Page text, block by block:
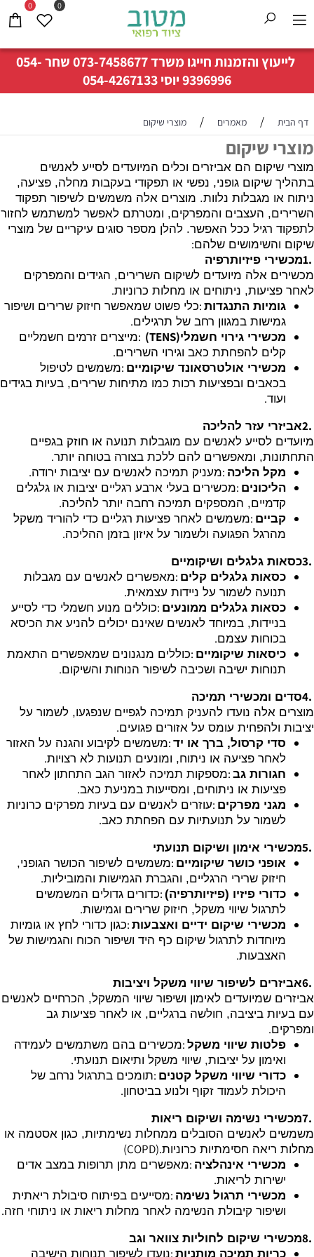
לייעוץ והזמנות חייגו משרד073-7458677שחר054-
9396996יוסי054-4267133
0 0
דף הבית / מאמרים / מוצרי שיקום
מוצרי שיקום
מוצרי שיקום הם אביזרים וכלים המיועדים לסייע לאנשים
בתהליך שיקום גופני, נפשי או תפקודי בעקבות מחלה, פציעה,
ניתוח או מגבלות נלוות. מוצרים אלה משמשים לשיפור תפקוד
השרירים, העצבים והמפרקים, ומטרתם לאפשר למשתמש לחזור
לתפקוד רגיל ככל האפשר. להלן מספר סוגים עיקריים של מוצרי
שיקום והשימושים שלהם:
1.מכשירי פיזיותרפיה
מכשירים אלה מיועדים לשיקום השרירים, הגידים והמפרקים
לאחר פציעות, ניתוחים או מחלות כרוניות.
גומיות התנגדות :כלי פשוט שמאפשר חיזוק שרירים ושיפור
גמישות במגוון רחב של תרגילים.
מכשירי גירוי חשמלי(TENS)
:מייצרים זרמים חשמליים
קלים להפחתת כאב וגירוי השרירים.
מכשירי אולטרסאונד שיקומיים :משמשים לטיפול
בכאבים ובפציעות רכות כמו מתיחות שרירים, בעיות בגידים
ועוד.
2.אביזרי עזר להליכה
מיועדים לסייע לאנשים עם מוגבלות תנועה או חוזק בגפיים
התחתונות, ומאפשרים להם ללכת בצורה בטוחה יותר.
מקל הליכה :מעניק תמיכה לאנשים עם יציבות ירודה.
הליכונים :מכשירים בעלי ארבע רגליים יציבות או גלגלים
קדמיים, המספקים תמיכה רחבה יותר להליכה.
קביים :משמשים לאחר פציעות רגליים כדי להוריד משקל
מהרגל הפגועה ולשמור על איזון בזמן ההליכה.
3.כסאות גלגלים ושיקומיים
כסאות גלגלים קלים :מאפשרים לאנשים עם מגבלות
תנועה לשמור על ניידות עצמאית.
כסאות גלגלים ממונעים :כוללים מנוע חשמלי כדי לסייע
בניידות, במיוחד לאנשים שאינם יכולים להניע את הכיסא
בכוחות עצמם.
כיסאות שיקומיים :כוללים מנגנונים שמאפשרים התאמת
תנוחות ישיבה ושכיבה לשיפור הנוחות והשיקום.
4.סדים ומכשירי תמיכה
מוצרים אלה נועדו להעניק תמיכה לגפיים שנפגעו, לשמור על
יציבות ולהפחית עומס על אזורים פגועים.
סדי קרסול, ברך או יד :משמשים לקיבוע והגנה על האזור
לאחר פציעה או ניתוח, ומונעים תנועות לא רצויות.
חגורות גב :מספקות תמיכה לאזור הגב התחתון לאחר
פציעות או ניתוחים, ומסייעות במניעת כאב.
מגני מפרקים :עוזרים לאנשים עם בעיות מפרקים כרוניות
לשמור על תנועתיות עם הפחתת כאב.
5.מכשירי אימון ושיקום תנועתי
אופני כושר שיקומיים :משמשים לשיפור הכושר הגופני,
חיזוק שרירי הרגליים, והגברת הגמישות והמוביליות.
כדורי פיזיו (פיזיותרפיה) :כדורים גדולים המשמשים
לתרגול שיווי משקל, חיזוק שרירים וגמישות.
מכשירי שיקום ידיים ואצבעות :כגון כדורי לחץ או גומיות
מיוחדות לתרגול שיקום כף היד ושיפור הכוח והגמישות של
האצבעות.
6.אביזרים לשיפור שיווי משקל ויציבות
אביזרים שמיועדים לאימון ושיפור שיווי המשקל, הכרחיים לאנשים
עם בעיות ביציבה, חולשה ברגליים, או לאחר פציעות גב
ומפרקים.
פלטות שיווי משקל :מכשירים בהם משתמשים לעמידה
ואימון על יציבות, שיווי משקל ותיאום תנועתי.
כדורי שיווי משקל קטנים :תומכים בתרגול נרחב של
היכולת לעמוד זקוף ולנוע בביטחון.
7.מכשירי נשימה ושיקום ריאות
משמשים לאנשים הסובלים ממחלות נשימתיות, כגון אסטמה או
מחלות ריאה חסימתיות כרוניות(COPD).
מכשירי אינהלציה :מאפשרים מתן תרופות במצב אדים
ישירות לריאות.
מכשירי תרגול נשימה :מסייעים בפיתוח סיבולת ריאתית
ושיפור קיבולת הנשימה לאחר מחלות ריאות או ניתוחי חזה.
8.מכשירי שיקום לחוליות צוואר וגב
כריות תמיכה מותניות :נועדו לשיפור תנוחות הישיבה